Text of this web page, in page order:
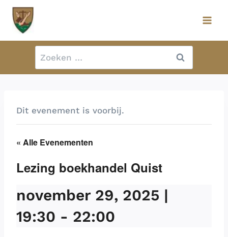
Doorgaan
naar
Zoeken
naar:
Dit evenement is voorbij.
« Alle Evenementen
Lezing boekhandel Quist
november 29, 2025 |
19:30 - 22:00